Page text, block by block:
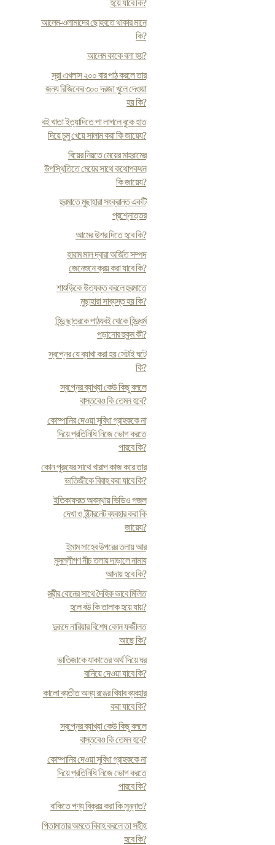
হয়ে যাবে কি?
আলেম-ওলামাদের ছোহবতে থাকার মানে
কি?
আলেম কাকে বলা হয়?
সূরা এখলাস ২০০ বার পাঠ করলে তার
জন্য রিজিকের ৩০০ দরজা খুলে দেওয়া
হয় কি?
ব‌ই খাতা ইত্যাদিতে পা লাগলে বুকে হাত
দিয়ে চুমু খেয়ে সালাম করা কি জায়েয?
বিয়ের নিয়তে মেয়ের মাহরামের
উপস্থিতিতে মেয়ের সাথে কথোপকথন
কি জায়েয?
হুরমাতে মুছাহারা সংক্রান্ত একটি
প্রশ্নোত্তর
আমের উশর দিতে হবে কি?
হারাম মাল দ্বারা অর্জিত সম্পদ
জেনেশুনে ক্রয় করা যাবে কি?
শাশুড়িকে উত্যক্ত করলে হুরমাতে
মুছাহারা সাব্যস্ত হয় কি?
হিন্দু ছাত্রকে পাঠ্যবই থেকে হিন্দুধর্ম
পড়ানোর হুকুম কী?
স্বপ্নের যে ব্যাখা করা হয় সেটাই ঘটে
কি?
স্বপ্নের ব্যাখ্যা কেউ কিছু বললে
বাস্তবেও কি তেমন হবে?
কোম্পানির দেওয়া সুবিধা গ্রাহককে না
দিয়ে প্রতিনিধি নিজে ভোগ করতে
পারবে কি?
কোন পুরুষের সাথে খারাপ কাজ করে তার
ভাতিজীকে বিবাহ করা যাবে কি?
ইতিকাফরত অবস্থায় ভিডিও গজল
দেখা ও ইন্টারনেট ব্যবহার করা কি
জায়েয?
ইমাম সাহেব উপরের তলায় আর
মুসল্লীগণ নীচ তলায় দাড়ালে নামায
আদায় হবে কি?
স্ত্রীর বোনের সাথে দৈহিক ভাবে মিলিত
হলে বউ কি তালাক হয়ে যায়?
দুরূদে নারিয়ার বিশেষ কোন ফজীলত
আছে কি?
ভাতিজাকে যাকাতের অর্থ দিয়ে ঘর
বানিয়ে দেওয়া যাবে কি?
কালো ব্যতীত অন্য রঙের খিযাব ব্যবহার
করা যাবে কি?
স্বপ্নের ব্যাখ্যা কেউ কিছু বললে
বাস্তবেও কি তেমন হবে?
কোম্পানির দেওয়া সুবিধা গ্রাহককে না
দিয়ে প্রতিনিধি নিজে ভোগ করতে
পারবে কি?
বাকিতে পণ্য বিক্রয় করা কি সুন্নাত?
পিতামাতার অমতে বিবাহ করলে তা সহীহ
হবে কি?